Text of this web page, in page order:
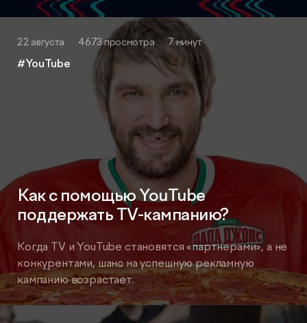
22 августа 4673 просмотра 7 минут
#YouTube
Как с помощью YouTube
поддержать ТV-кампанию?
Когда TV и YouTube становятся «партнерами», а не
конкурентами, шанс на успешную рекламную
кампанию возрастает.